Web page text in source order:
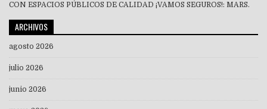
CON ESPACIOS PÚBLICOS DE CALIDAD ¡VAMOS SEGUROS!: MARS.
ARCHIVOS
agosto 2026
julio 2026
junio 2026